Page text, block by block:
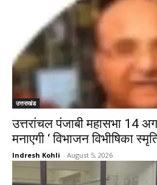
उत्तराखंड
उत्तरांचल पंजाबी महासभा 14
मनाएगी ‘ विभाजन विभीषिका
Indresh Kohli - August 5, 2026